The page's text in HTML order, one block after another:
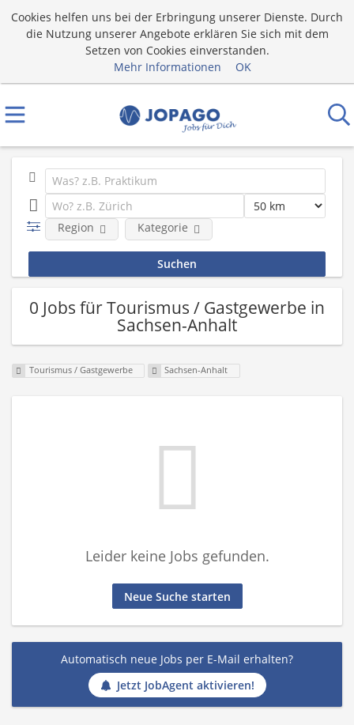
Cookies helfen uns bei der Erbringung unserer Dienste. Durch
die Nutzung unserer Angebote erklären Sie sich mit dem
Setzen von Cookies einverstanden.
Mehr Informationen
OK
Region Kategorie
0 Jobs für Tourismus / Gastgewerbe in
Sachsen-Anhalt
Tourismus / Gastgewerbe Sachsen-Anhalt
Leider keine Jobs gefunden.
Neue Suche starten
Automatisch neue Jobs per E-Mail erhalten?
Jetzt JobAgent aktivieren!